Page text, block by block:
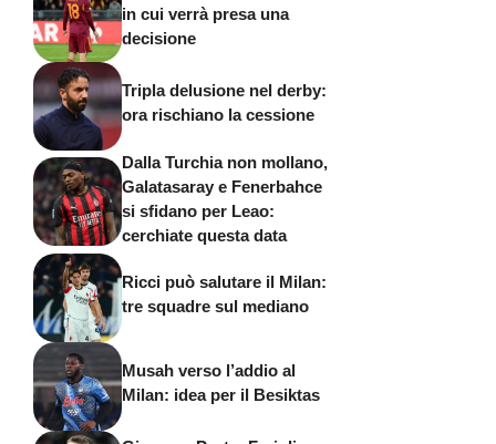
in cui verrà presa una
decisione
Tripla delusione nel derby:
ora rischiano la cessione
Dalla Turchia non mollano,
Galatasaray e Fenerbahce
si sfidano per Leao:
cerchiate questa data
Ricci può salutare il Milan:
tre squadre sul mediano
Musah verso l’addio al
Milan: idea per il Besiktas